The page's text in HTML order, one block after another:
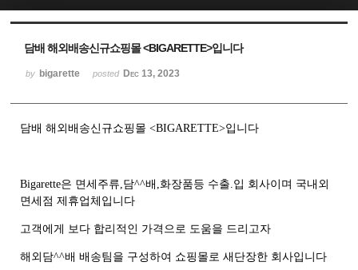
담배 해외배송신규쇼핑몰 <BIGARETTE>입니다
by bigarette posted Dec 13, 2023
담배 해외배송신규쇼핑몰 <BIGARETTE>입니다
Bigarette은 면세주류,담^^배,화장품등 수출.입 회사이며 국내외
면세점 제휴업체입니다
고객에게 보다 합리적인 가격으로 도움을 드리고자
해외담^^배 배송팀을 구성하여 쇼핑몰로 새단장한 회사입니다
Sketchbook5, 스케치북5